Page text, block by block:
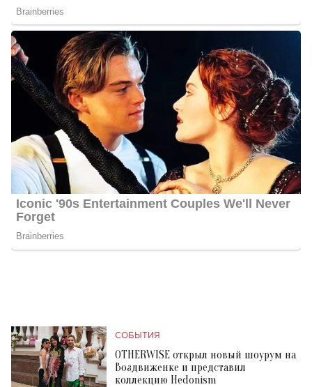
СОБЫТИЯ
OTHERWISE открыл новый шоурум на
Воздвиженке и представил
коллекцию Hedonism